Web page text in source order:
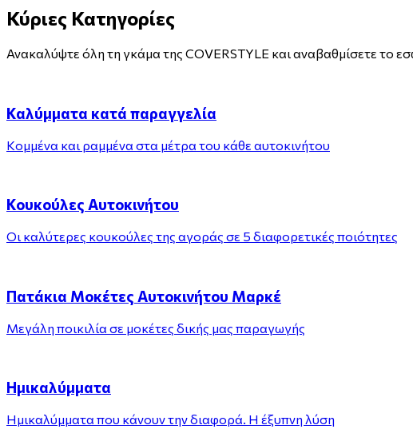
Κύριες Κατηγορίες
Ανακαλύψτε όλη τη γκάμα της COVERSTYLE και αναβαθμίσετε το
Καλύμματα κατά παραγγελία
Kομμένα και ραμμένα στα μέτρα του κάθε αυτοκινήτου
Κουκούλες Αυτοκινήτου
Οι καλύτερες κουκούλες της αγοράς σε 5 διαφορετικές ποιότητες
Πατάκια Μοκέτες Αυτοκινήτου Μαρκέ
Μεγάλη ποικιλία σε μοκέτες δικής μας παραγωγής
Ημικαλύμματα
Ημικαλύμματα που κάνουν την διαφορά. Η έξυπνη λύση